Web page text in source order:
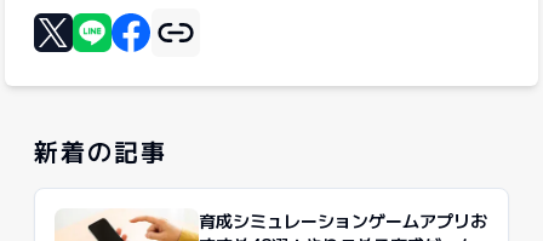
Xに投稿する
リンクをコピー
新着の記事
育成シミュレーションゲームアプリお